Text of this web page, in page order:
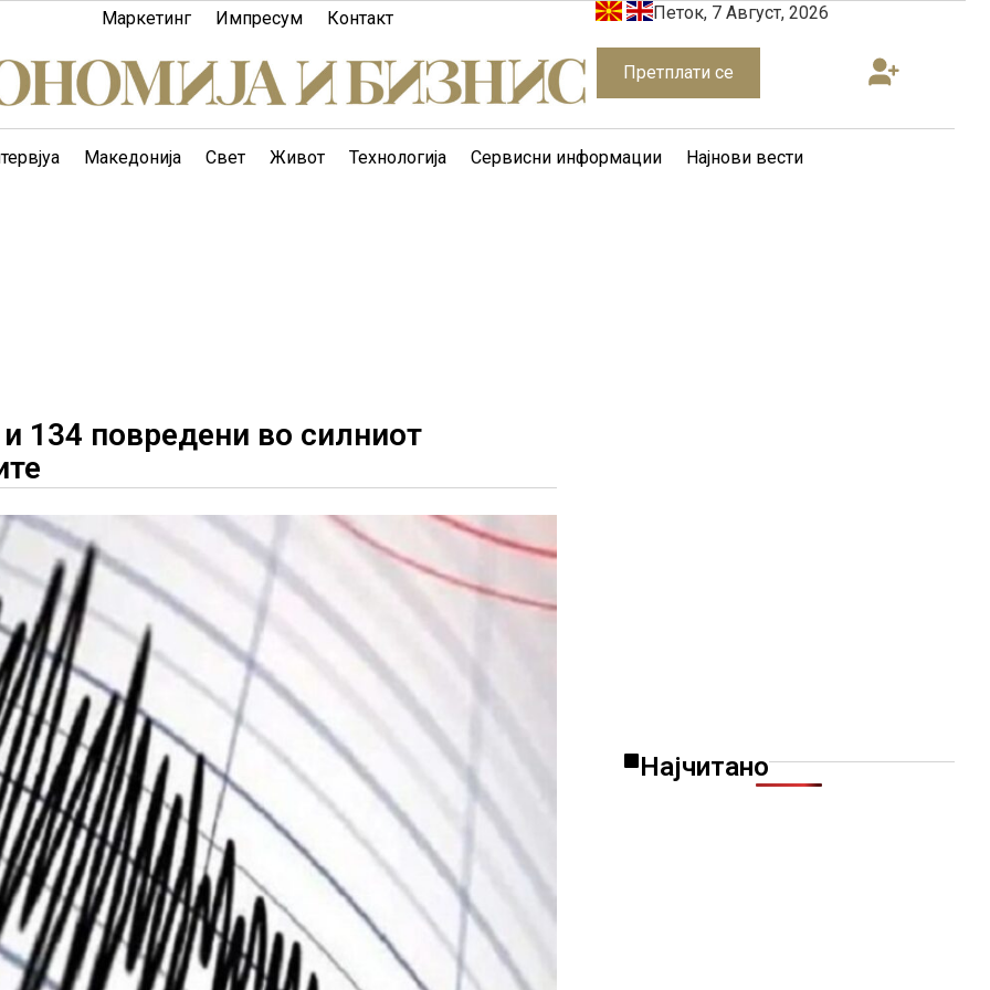
Маркетинг Импресум Контакт Петок, 7 Август, 2026
Претплати се
Македонија Свет Живот Технологија Сервисни информации Најнови вести
134 повредени во силниот
Најчитано